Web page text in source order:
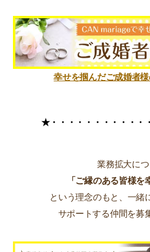
幸せを掴んだご成婚者
★・・・・・・・・・・・
業務拡大につ
「ご縁のある皆様を
という理念のもと、一緒
サポートする仲間を募